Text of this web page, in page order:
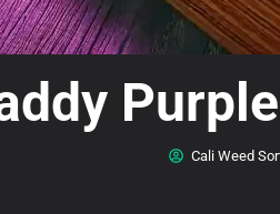
Cali Weed